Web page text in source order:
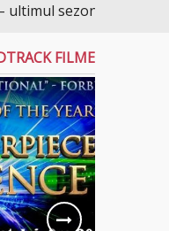
ultimul sezon te aduce la
FILME